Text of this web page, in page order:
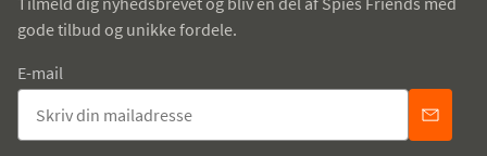
gode tilbud og unikke fordele.
E-mail